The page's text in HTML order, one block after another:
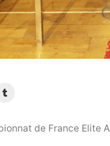
de France Elite A